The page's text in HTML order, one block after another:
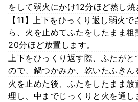
をして弱火にかけ12分ほど蒸し焼
【11】上下をひっくり返し弱火
ら、火を止めてふたをしたまま粗
20分ほど放置します。
上下をひっくり返す際、ふたが
ので、鍋つかみか、乾いたふきん
火を止めた後、ふたをしたまま
理し、中までじっくりと火を通